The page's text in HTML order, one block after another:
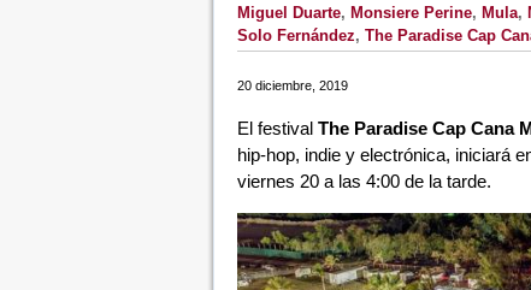
Miguel Duarte, Monsiere Perine, Mula,
Solo Fernández, The Paradise Cap
20 diciembre, 2019
El festival The Paradise Cap Cana
hip-hop, indie y electrónica, iniciará
viernes 20 a las 4:00 de la tarde.